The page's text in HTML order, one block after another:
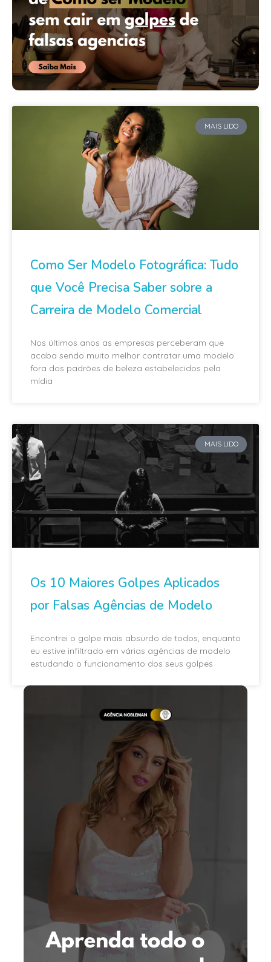
MAIS LIDO
Como Ser Modelo Fotográfica: Tudo
que Você Precisa Saber sobre a
Carreira de Modelo Comercial
Nos últimos anos as empresas perceberam que
acaba sendo muito melhor contratar uma modelo
fora dos padrões de beleza estabelecidos pela
mídia
MAIS LIDO
Os 10 Maiores Golpes Aplicados
por Falsas Agências de Modelo
Encontrei o golpe mais absurdo de todos, enquanto
eu estive infiltrado em várias agências de modelo
estudando o funcionamento dos seus golpes